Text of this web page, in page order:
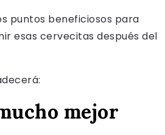
puntos beneficiosos para
esas cervecitas después del
mejor